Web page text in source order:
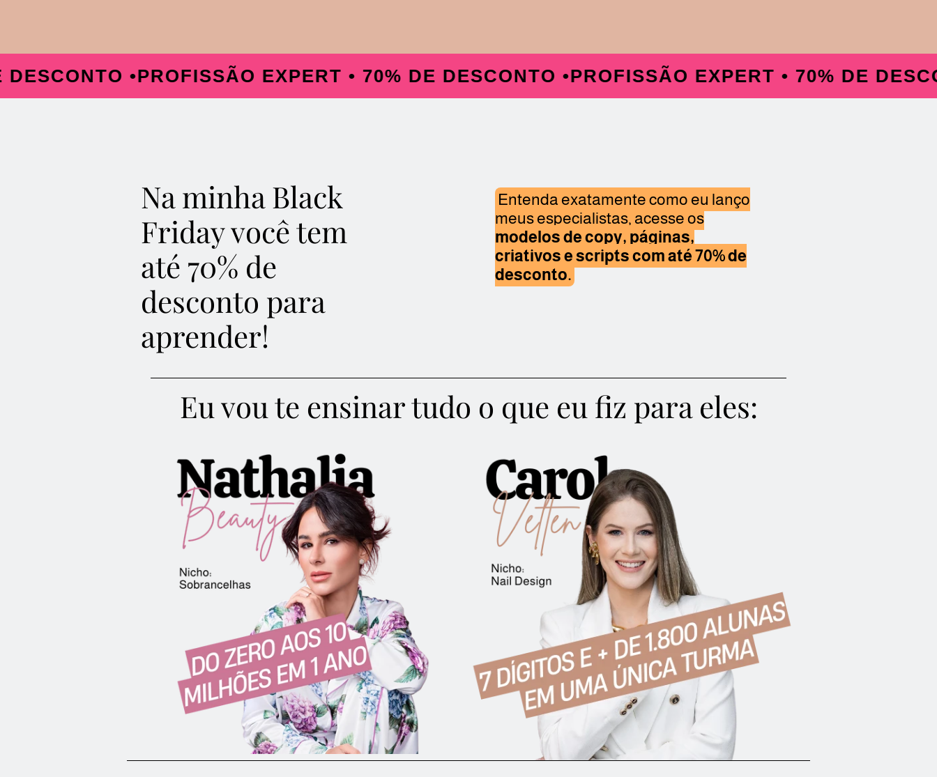
•PROFISSÃO EXPERT • 70% DE DESCONTO •PROFISSÃO EXPERT • 70% DE DESCONTO •
Entenda exatamente como eu lanço
meus especialistas, acesse os
modelos de copy, páginas,
criativos e scripts com até 70% de
desconto.
Na minha Black
Friday você tem
até 70% de
desconto para
aprender!
Eu vou te ensinar tudo o que eu fiz para eles: